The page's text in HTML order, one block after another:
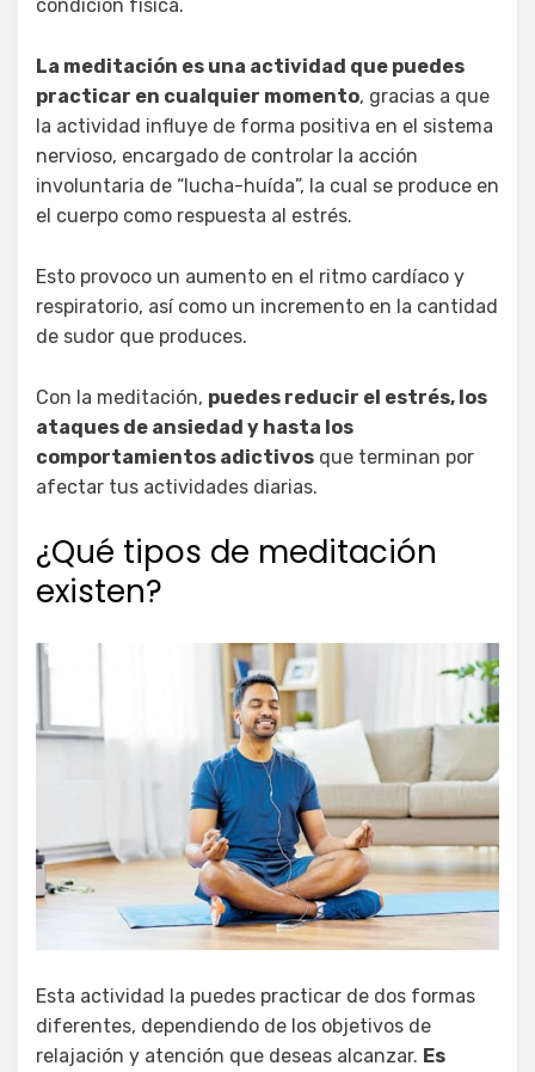
condición física.
La meditación es una actividad que puedes
practicar en cualquier momento, gracias a que
la actividad influye de forma positiva en el sistema
nervioso, encargado de controlar la acción
involuntaria de “lucha-huída”, la cual se produce en
el cuerpo como respuesta al estrés.
Esto provoco un aumento en el ritmo cardíaco y
respiratorio, así como un incremento en la cantidad
de sudor que produces.
Con la meditación, puedes reducir el estrés, los
ataques de ansiedad y hasta los
comportamientos adictivos que terminan por
afectar tus actividades diarias.
¿Qué tipos de meditación
existen?
Esta actividad la puedes practicar de dos formas
diferentes, dependiendo de los objetivos de
relajación y atención que deseas alcanzar. Es